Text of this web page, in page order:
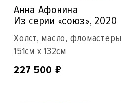
Анна Афонина
Из серии «союз»‎, 2020
Холст, масло, фломастеры
151см x 132см
227 500 ₽